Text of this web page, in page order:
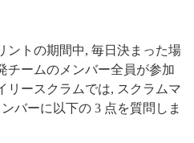
ントの期間中, 毎日決まった場
チームのメンバー全員が参加
リースクラムでは, スクラムマ
バーに以下の 3 点を質問しま